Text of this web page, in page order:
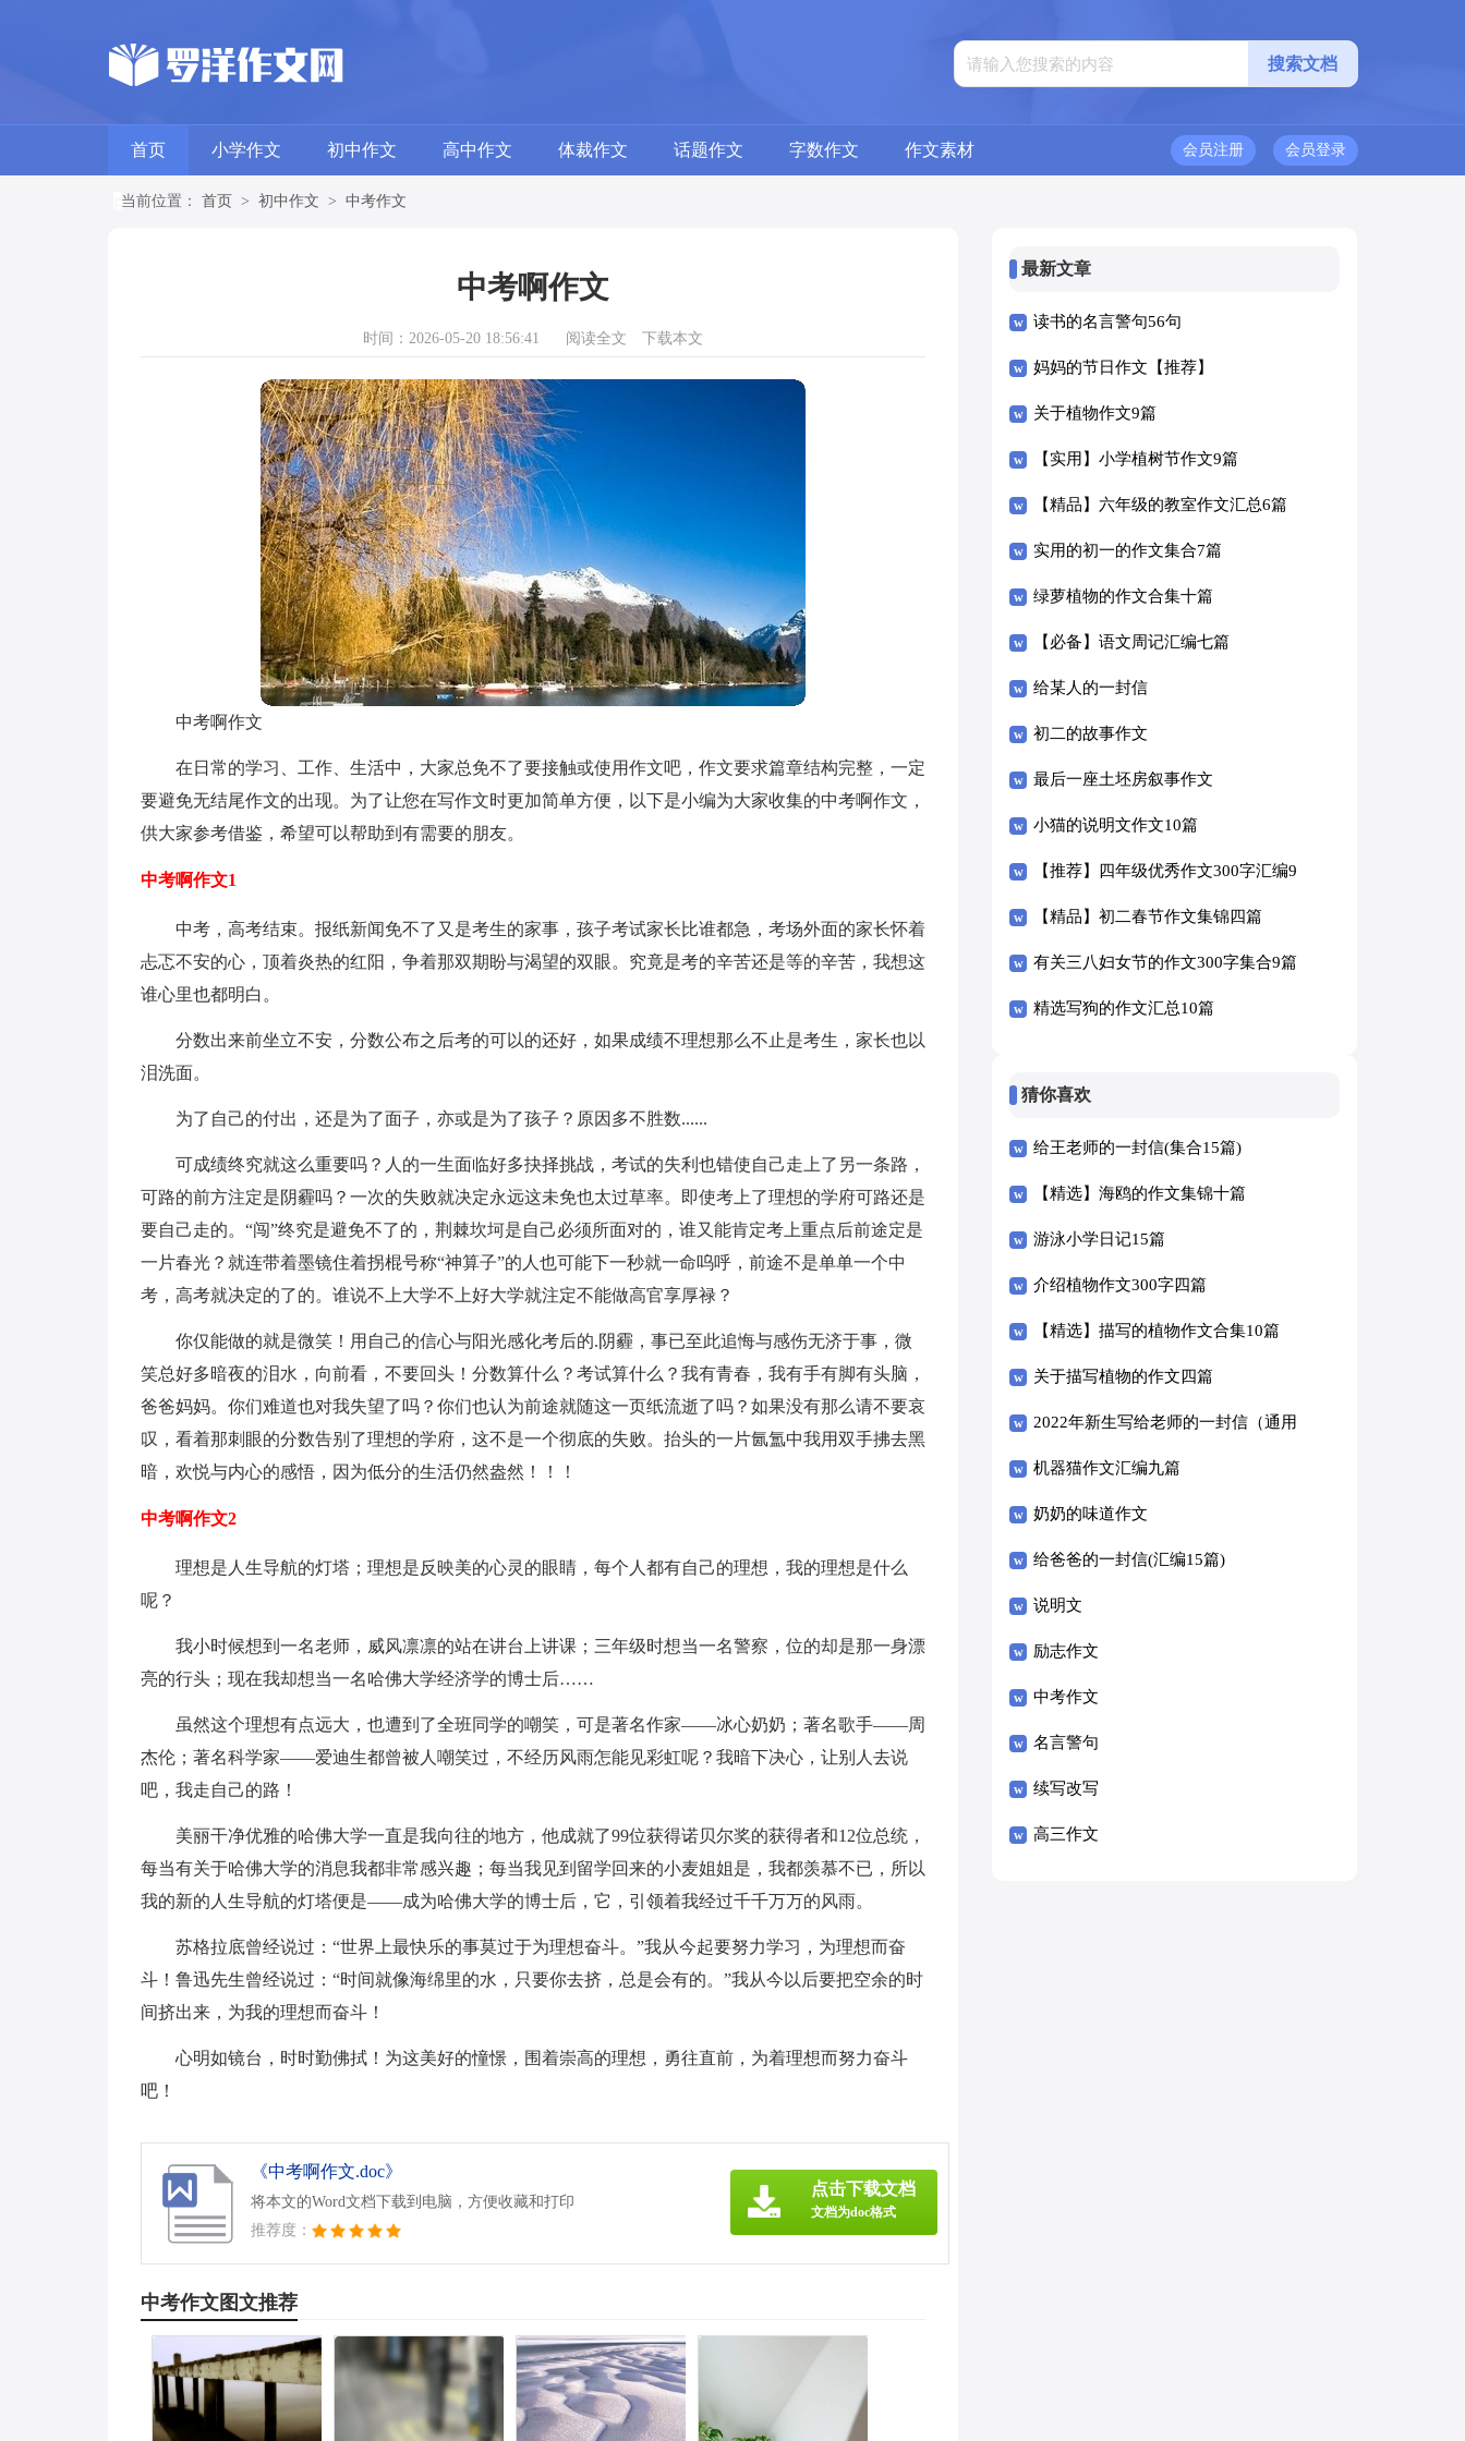
首页 小学作文 初中作文 高中作文 体裁作文 话题作文 字数作文 作文素材 会员登录
会员注册
当前位置： 首页 > 初中作文 > 中考作文
中考啊作文
时间：2026-05-20 18:56:41 阅读全文 下载本文
中考啊作文
在日常的学习、工作、生活中，大家总免不了要接触或使用作文吧，作文要求篇章结构完整，一定
要避免无结尾作文的出现。为了让您在写作文时更加简单方便，以下是小编为大家收集的中考啊作文，
供大家参考借鉴，希望可以帮助到有需要的朋友。
中考啊作文1
中考，高考结束。报纸新闻免不了又是考生的家事，孩子考试家长比谁都急，考场外面的家长怀着
忐忑不安的心，顶着炎热的红阳，争着那双期盼与渴望的双眼。究竟是考的辛苦还是等的辛苦，我想这
谁心里也都明白。
分数出来前坐立不安，分数公布之后考的可以的还好，如果成绩不理想那么不止是考生，家长也以
泪洗面。
为了自己的付出，还是为了面子，亦或是为了孩子？原因多不胜数......
可成绩终究就这么重要吗？人的一生面临好多抉择挑战，考试的失利也错使自己走上了另一条路，
可路的前方注定是阴霾吗？一次的失败就决定永远这未免也太过草率。即使考上了理想的学府可路还是
要自己走的。“闯”终究是避免不了的，荆棘坎坷是自己必须所面对的，谁又能肯定考上重点后前途定是
一片春光？就连带着墨镜住着拐棍号称“神算子”的人也可能下一秒就一命呜呼，前途不是单单一个中
考，高考就决定的了的。谁说不上大学不上好大学就注定不能做高官享厚禄？
你仅能做的就是微笑！用自己的信心与阳光感化考后的.阴霾，事已至此追悔与感伤无济于事，微
笑总好多暗夜的泪水，向前看，不要回头！分数算什么？考试算什么？我有青春，我有手有脚有头脑，
爸爸妈妈。你们难道也对我失望了吗？你们也认为前途就随这一页纸流逝了吗？如果没有那么请不要哀
叹，看着那刺眼的分数告别了理想的学府，这不是一个彻底的失败。抬头的一片氤氲中我用双手拂去黑
暗，欢悦与内心的感悟，因为低分的生活仍然盎然！！！
中考啊作文2
理想是人生导航的灯塔；理想是反映美的心灵的眼睛，每个人都有自己的理想，我的理想是什么
呢？
我小时候想到一名老师，威风凛凛的站在讲台上讲课；三年级时想当一名警察，位的却是那一身漂
亮的行头；现在我却想当一名哈佛大学经济学的博士后……
虽然这个理想有点远大，也遭到了全班同学的嘲笑，可是著名作家——冰心奶奶；著名歌手——周
杰伦；著名科学家——爱迪生都曾被人嘲笑过，不经历风雨怎能见彩虹呢？我暗下决心，让别人去说
吧，我走自己的路！
美丽干净优雅的哈佛大学一直是我向往的地方，他成就了99位获得诺贝尔奖的获得者和12位总统，
每当有关于哈佛大学的消息我都非常感兴趣；每当我见到留学回来的小麦姐姐是，我都羡慕不已，所以
我的新的人生导航的灯塔便是——成为哈佛大学的博士后，它，引领着我经过千千万万的风雨。
苏格拉底曾经说过：“世界上最快乐的事莫过于为理想奋斗。”我从今起要努力学习，为理想而奋
斗！鲁迅先生曾经说过：“时间就像海绵里的水，只要你去挤，总是会有的。”我从今以后要把空余的时
间挤出来，为我的理想而奋斗！
心明如镜台，时时勤佛拭！为这美好的憧憬，围着崇高的理想，勇往直前，为着理想而努力奋斗
吧！
《中考啊作文.doc》
将本文的Word文档下载到电脑，方便收藏和打印
推荐度：
点击下载文档
文档为doc格式
中考作文图文推荐
最新文章
读书的名言警句56句
妈妈的节日作文【推荐】
关于植物作文9篇
【实用】小学植树节作文9篇
【精品】六年级的教室作文汇总6篇
实用的初一的作文集合7篇
绿萝植物的作文合集十篇
【必备】语文周记汇编七篇
给某人的一封信
初二的故事作文
最后一座土坯房叙事作文
小猫的说明文作文10篇
【推荐】四年级优秀作文300字汇编9
篇
【精品】初二春节作文集锦四篇
有关三八妇女节的作文300字集合9篇
精选写狗的作文汇总10篇
猜你喜欢
给王老师的一封信(集合15篇)
【精选】海鸥的作文集锦十篇
游泳小学日记15篇
介绍植物作文300字四篇
【精选】描写的植物作文合集10篇
关于描写植物的作文四篇
2022年新生写给老师的一封信（通用
8篇）
机器猫作文汇编九篇
奶奶的味道作文
给爸爸的一封信(汇编15篇)
说明文
励志作文
中考作文
名言警句
续写改写
高三作文